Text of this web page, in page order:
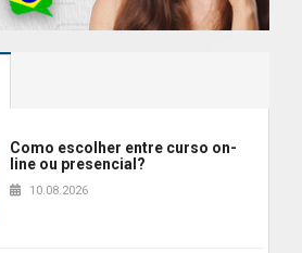
Como escolher entre curso on-
line ou presencial?
10.08.2026